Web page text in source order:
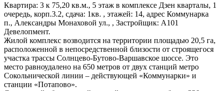
Квартира: 3 к 75,20 кв.м., 5 этаж в комплексе Дзен кварталы, 1
очередь, корп.3.2, сдача: 1кв. , этажей: 14, адрес Коммунарка
п., Александры Монаховой ул., , Застройщик: А101
Девелопмент.
Жилой комплекс возводится на территории площадью 20,5 га,
расположенной в непосредственной близости от строящегося
участка трассы Солнцево-Бутово-Варшавское шоссе. Это
место равноудалено на 650 метров от двух станций метро
Сокольнической линии – действующей «Коммунарки» и
станции «Потапово».